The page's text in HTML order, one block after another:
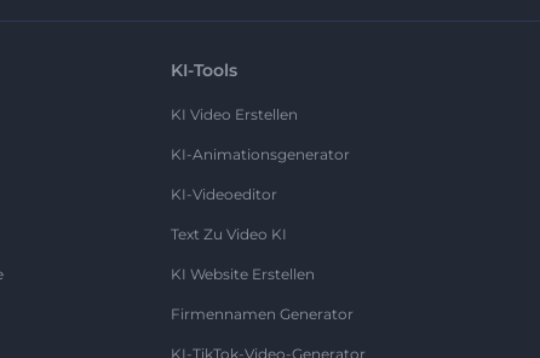
KI-Tools
KI Video Erstellen
KI-Animationsgenerator
KI-Videoeditor
Text Zu Video KI
KI Website Erstellen
Firmennamen Generator
KI-TikTok-Video-Generator